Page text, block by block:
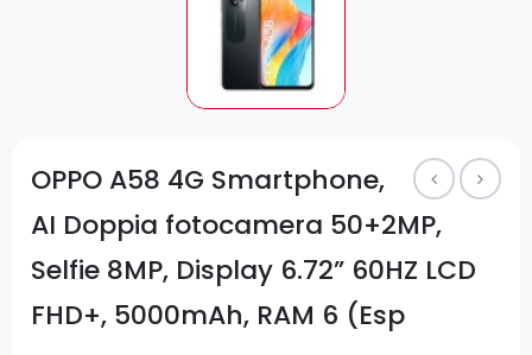
OPPO A58 4G Smartphone,
AI Doppia fotocamera 50+2MP,
Selfie 8MP, Display 6.72” 60HZ LCD
FHD+, 5000mAh, RAM 6 (Esp